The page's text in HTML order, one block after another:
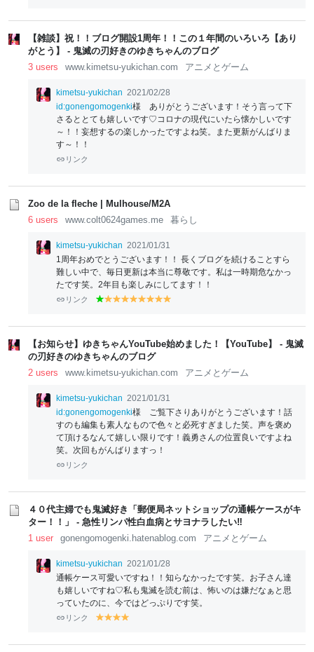
【雑談】祝！！ブログ開設1周年！！この１年間のいろいろ【あり
がとう】 - 鬼滅の刃好きのゆきちゃんのブログ
3 users
www.kimetsu-yukichan.com アニメとゲーム
kimetsu-yukichan 2021/02/28
id:gonengomogenki様 ありがとうございます！そう言って下
さるととても嬉しいです♡コロナの現代にいたら懐かしいです
～！！妄想するの楽しかったですよね笑。また更新がんばりま
す～！！
リンク
Zoo de la fleche | Mulhouse/M2A
6 users
www.colt0624games.me 暮らし
kimetsu-yukichan 2021/01/31
1周年おめでとうございます！！ 長くブログを続けることすら
難しい中で、毎日更新は本当に尊敬です。私は一時期危なかっ
たです笑。2年目も楽しみにしてます！！
リンク
g
e
n
y
lo
w
y
lo
w
y
lo
w
y
lo
w
y
lo
y
lo
w
y
lo
w
lo
w
【お知らせ】ゆきちゃんYouTube始めました！【YouTube】 - 鬼滅
の刃好きのゆきちゃんのブログ
2 users
www.kimetsu-yukichan.com アニメとゲーム
kimetsu-yukichan 2021/01/31
id:gonengomogenki様 ご覧下さりありがとうございます！話
すのも編集も素人なもので色々と必死すぎました笑。声を褒め
て頂けるなんて嬉しい限りです！義勇さんの位置良いですよね
笑。次回もがんばりますっ！
リンク
４０代主婦でも鬼滅好き「郵便局ネットショップの通帳ケースがキ
ター！！」 - 急性リンパ性白血病とサヨナラしたい‼
1 user
gonengomogenki.hatenablog.com アニメとゲーム
kimetsu-yukichan 2021/01/28
通帳ケース可愛いですね！！知らなかったです笑。お子さん達
も嬉しいですね♡私も鬼滅を読む前は、怖いのは嫌だなぁと思
っていたのに、今ではどっぷりです笑。
リンク
y
lo
y
lo
y
lolo